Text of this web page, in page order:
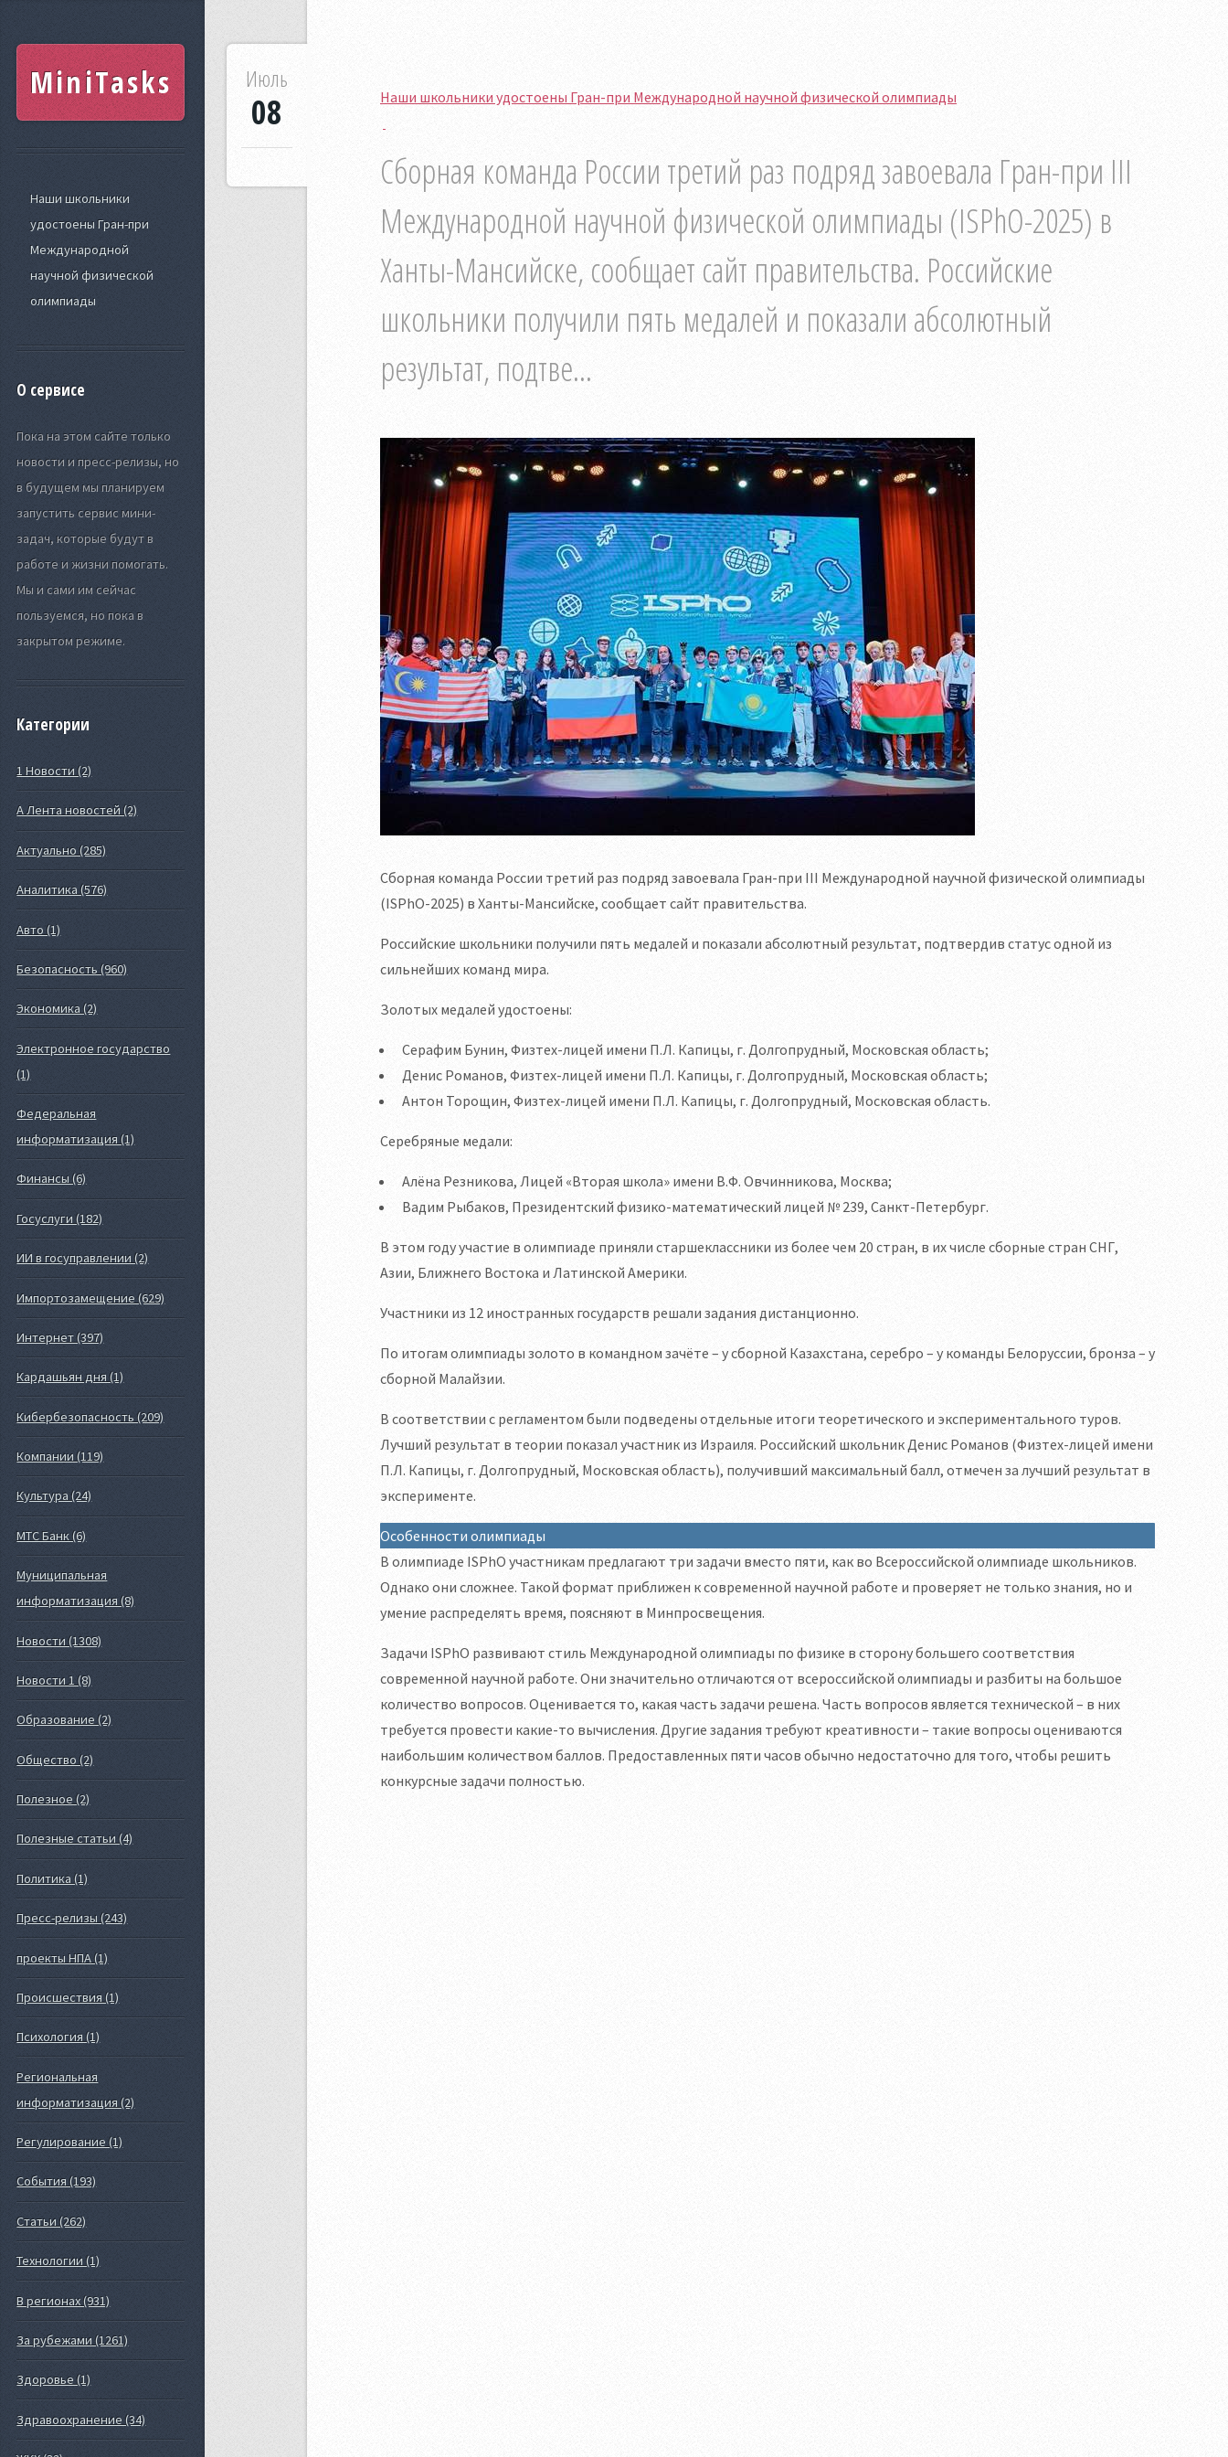
MiniTasks
Наши школьники
удостоены Гран-при
Международной
научной физической
олимпиады
О сервисе
Пока на этом сайте только
новости и пресс-релизы, но
в будущем мы планируем
запустить сервис мини-
задач, которые будут в
работе и жизни помогать.
Мы и сами им сейчас
пользуемся, но пока в
закрытом режиме.
Категории
1 Новости (2)
А Лента новостей (2)
Актуально (285)
Аналитика (576)
Авто (1)
Безопасность (960)
Экономика (2)
Электронное государство
(1)
Федеральная
информатизация (1)
Финансы (6)
Госуслуги (182)
ИИ в госуправлении (2)
Импортозамещение (629)
Интернет (397)
Кардашьян дня (1)
Кибербезопасность (209)
Компании (119)
Культура (24)
МТС Банк (6)
Муниципальная
информатизация (8)
Новости (1308)
Новости 1 (8)
Образование (2)
Общество (2)
Полезное (2)
Полезные статьи (4)
Политика (1)
Пресс-релизы (243)
проекты НПА (1)
Происшествия (1)
Психология (1)
Региональная
информатизация (2)
Регулирование (1)
События (193)
Статьи (262)
Технологии (1)
В регионах (931)
За рубежами (1261)
Здоровье (1)
Здравоохранение (34)
Наши школьники удостоены Гран-при Международной научной физической олимпиады
Сборная команда России третий раз подряд завоевала Гран-при III
Международной научной физической олимпиады (ISPhO-2025) в
Ханты-Мансийске, сообщает сайт правительства. Российские
школьники получили пять медалей и показали абсолютный
результат, подтве...
Июль
08
Сборная команда России третий раз подряд завоевала Гран-при III Международной научной физической олимпиады
(ISPhO-2025) в Ханты-Мансийске, сообщает сайт правительства.
Российские школьники получили пять медалей и показали абсолютный результат, подтвердив статус одной из
сильнейших команд мира.
Золотых медалей удостоены:
Серафим Бунин, Физтех-лицей имени П.Л. Капицы, г. Долгопрудный, Московская область;
Денис Романов, Физтех-лицей имени П.Л. Капицы, г. Долгопрудный, Московская область;
Антон Торощин, Физтех-лицей имени П.Л. Капицы, г. Долгопрудный, Московская область.
Серебряные медали:
Алёна Резникова, Лицей «Вторая школа» имени В.Ф. Овчинникова, Москва;
Вадим Рыбаков, Президентский физико-математический лицей № 239, Санкт-Петербург.
В этом году участие в олимпиаде приняли старшеклассники из более чем 20 стран, в их числе сборные стран СНГ,
Азии, Ближнего Востока и Латинской Америки.
Участники из 12 иностранных государств решали задания дистанционно.
По итогам олимпиады золото в командном зачёте – у сборной Казахстана, серебро – у команды Белоруссии, бронза – у
сборной Малайзии.
В соответствии с регламентом были подведены отдельные итоги теоретического и экспериментального туров.
Лучший результат в теории показал участник из Израиля. Российский школьник Денис Романов (Физтех-лицей имени
П.Л. Капицы, г. Долгопрудный, Московская область), получивший максимальный балл, отмечен за лучший результат в
эксперименте.
Особенности олимпиады
В олимпиаде ISPhO участникам предлагают три задачи вместо пяти, как во Всероссийской олимпиаде школьников.
Однако они сложнее. Такой формат приближен к современной научной работе и проверяет не только знания, но и
умение распределять время, поясняют в Минпросвещения.
Задачи ISPhO развивают стиль Международной олимпиады по физике в сторону большего соответствия
современной научной работе. Они значительно отличаются от всероссийской олимпиады и разбиты на большое
количество вопросов. Оценивается то, какая часть задачи решена. Часть вопросов является технической – в них
требуется провести какие-то вычисления. Другие задания требуют креативности – такие вопросы оцениваются
наибольшим количеством баллов. Предоставленных пяти часов обычно недостаточно для того, чтобы решить
конкурсные задачи полностью.